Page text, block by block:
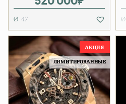
47
ЛИМИТИРОВАННЫЕ